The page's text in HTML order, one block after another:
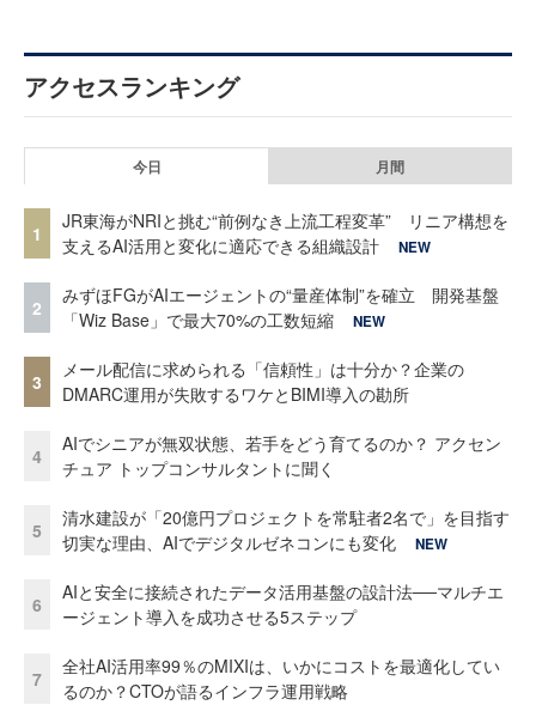
アクセスランキング
今日 月間
1
JR東海がNRIと挑む“前例なき上流工程変革” リニア構想を
支えるAI活用と変化に適応できる組織設計
NEW
2
みずほFGがAIエージェントの“量産体制”を確立 開発基盤
「Wiz Base」で最大70%の工数短縮
NEW
3
メール配信に求められる「信頼性」は十分か？企業の
DMARC運用が失敗するワケとBIMI導入の勘所
4
AIでシニアが無双状態、若手をどう育てるのか？ アクセン
チュア トップコンサルタントに聞く
5
清水建設が「20億円プロジェクトを常駐者2名で」を目指す
切実な理由、AIでデジタルゼネコンにも変化
NEW
6
AIと安全に接続されたデータ活用基盤の設計法──マルチエ
ージェント導入を成功させる5ステップ
7
全社AI活用率99％のMIXIは、いかにコストを最適化してい
るのか？CTOが語るインフラ運用戦略